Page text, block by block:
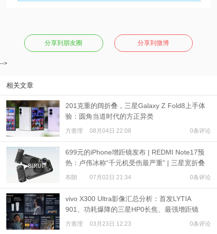
分享到朋友圈 分享到微博
-->
相关文章
201克重的阔折叠，三星Galaxy Z Fold8上手体
验：圆角当道时代的方正异类
方查理 08月04日 22:08 0条评论
699元的iPhone增距镜发布 | REDMI Note17预
热：卢伟冰称“千元机受伤最严重” | 三星宽折叠
或7月22日发布
布朗 07月02日 21:34 0条评论
vivo X300 Ultra影像汇总分析：首发LYTIA
901、功耗爆降的三星HP0长焦、最强增距镜
方查理 03月23日 12:23 0条评论